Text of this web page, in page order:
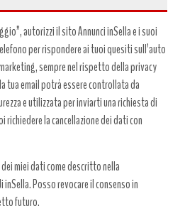
autorizzi il sito Annunci inSella e i suoi
per rispondere ai tuoi quesiti sull’auto
sempre nel rispetto della privacy
tua email potrà essere controllata da
e utilizzata per inviarti una richiesta di
richiedere la cancellazione dei dati con
miei dati come descritto nella
Posso revocare il consenso in
futuro.